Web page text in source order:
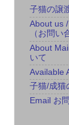
子猫の譲
About us
（お問い
About
いて
Available
子猫/成猫
Email お